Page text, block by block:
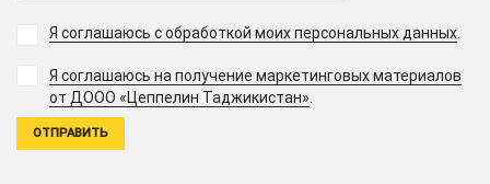
Я соглашаюсь с обработкой моих персональных данных.
Я соглашаюсь на получение маркетинговых материалов
от ДООО «Цеппелин Таджикистан».